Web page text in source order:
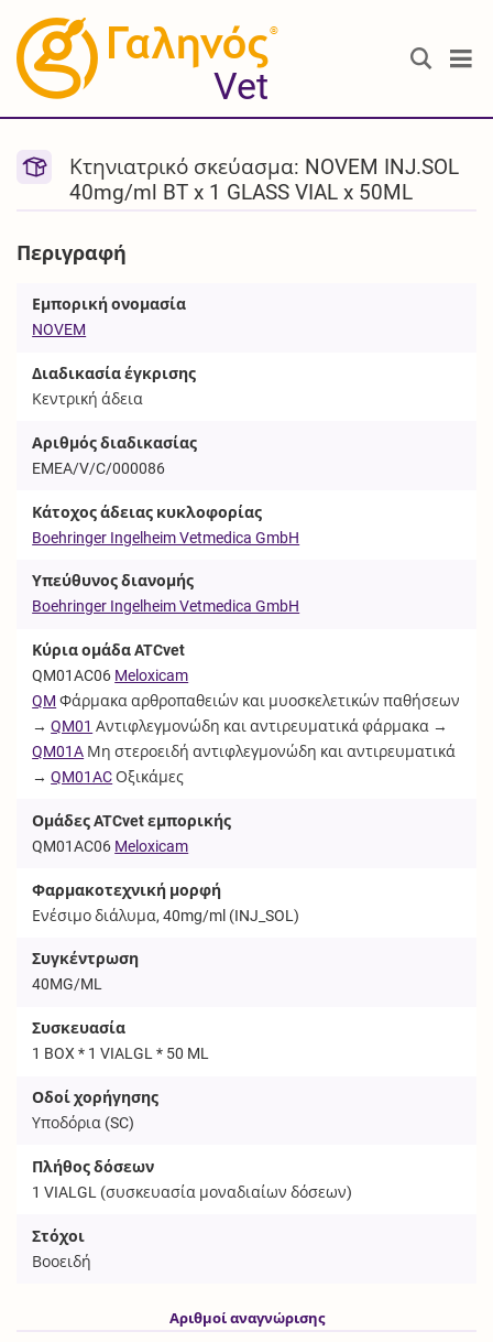
®
Vet
Κτηνιατρικό σκεύασμα: NOVEM INJ.SOL
40mg/ml BT x 1 GLASS VIAL x 50ML
Περιγραφή
Εμπορική ονομασία
NOVEM
Διαδικασία έγκρισης
Κεντρική άδεια
Αριθμός διαδικασίας
EMEA/V/C/000086
Κάτοχος άδειας κυκλοφορίας
Boehringer Ingelheim Vetmedica GmbH
Υπεύθυνος διανομής
Boehringer Ingelheim Vetmedica GmbH
Κύρια ομάδα ATCvet
QM01AC06 Meloxicam
QM Φάρμακα αρθροπαθειών και μυοσκελετικών παθήσεων
→QM01 Αντιφλεγμονώδη και αντιρευματικά φάρμακα →
QM01A Μη στεροειδή αντιφλεγμονώδη και αντιρευματικά
→QM01AC Οξικάμες
Ομάδες ATCvet εμπορικής
QM01AC06 Meloxicam
Φαρμακοτεχνική μορφή
Ενέσιμο διάλυμα, 40mg/ml (INJ_SOL)
Συγκέντρωση
40MG/ML
Συσκευασία
1 BOX * 1 VIALGL * 50 ML
Οδοί χορήγησης
Υποδόρια (SC)
Πλήθος δόσεων
1VIALGL (συσκευασία μοναδιαίων δόσεων)
Στόχοι
Βοοειδή
Αριθμοί αναγνώρισης